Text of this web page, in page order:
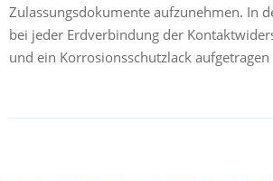
Zulassungsdokumente aufzunehmen. In
bei jeder Erdverbindung der
und ein Korrosionsschutzlack